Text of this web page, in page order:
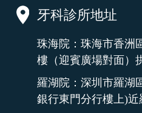
牙科診所地址
珠海院：珠海市香洲
樓（迎賓廣場對面）
羅湖院：深圳市羅湖
銀行東門分行樓上)